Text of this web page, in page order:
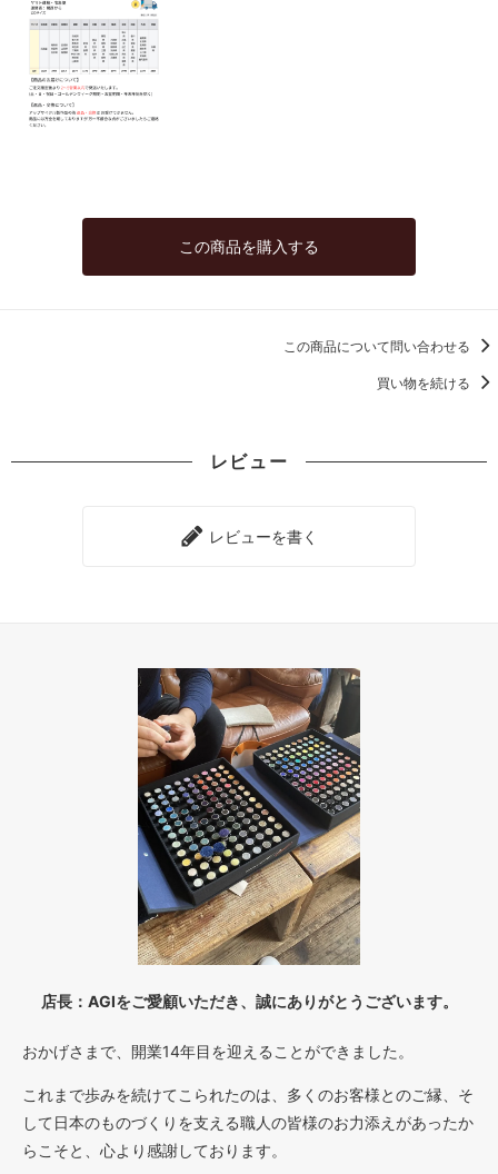
この商品を購入する
この商品について問い合わせる
買い物を続ける
レビュー
レビューを書く
店長：AGIをご愛顧いただき、誠にありがとうございます。
おかげさまで、開業14年目を迎えることができました。
これまで歩みを続けてこられたのは、多くのお客様とのご縁、そ
して日本のものづくりを支える職人の皆様のお力添えがあったか
らこそと、心より感謝しております。